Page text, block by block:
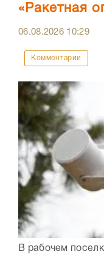
«Ракетная
06.08.2026 10:29
Комментарии
В рабочем